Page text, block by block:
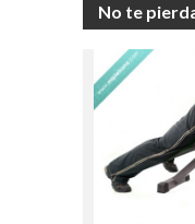
No te